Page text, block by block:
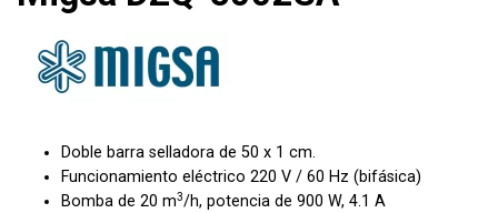
Doble barra selladora de 50 x 1 cm.
Funcionamiento eléctrico 220 V / 60 Hz (bifásica)
Bomba de 20 m3/h, potencia de 900 W, 4.1 A